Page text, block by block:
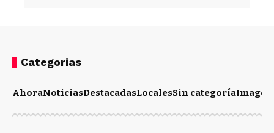
Categorias
AhoraNoticiasDestacadasLocalesSin categoríaImagen